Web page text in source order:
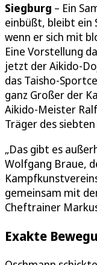
Siegburg – Ein
einbüßt, bleibt ein
wenn er sich mit
Eine Vorstellung
jetzt der Aikido-
das Taisho-
ganz Großer der
Aikido-Meister
Träger des siebten
„Das gibt es
Wolfgang Braue,
gemeinsam mit
Cheftrainer
Exakte